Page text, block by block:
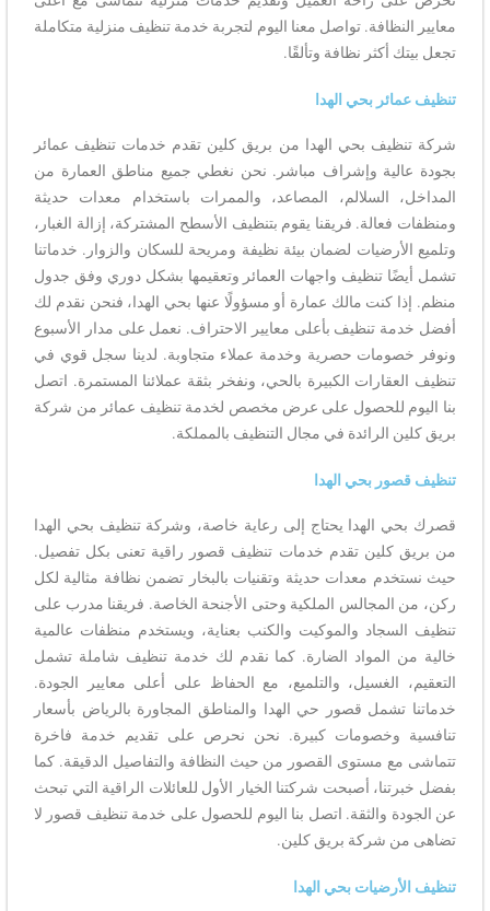
معايير النظافة. تواصل معنا اليوم لتجربة خدمة تنظيف منزلية متكاملة
تجعل بيتك أكثر نظافة وتألقًا.
تنظيف عمائر بحي الهدا
شركة تنظيف بحي الهدا من بريق كلين تقدم خدمات تنظيف عمائر
بجودة عالية وإشراف مباشر. نحن نغطي جميع مناطق العمارة من
المداخل، السلالم، المصاعد، والممرات باستخدام معدات حديثة
ومنظفات فعالة. فريقنا يقوم بتنظيف الأسطح المشتركة، إزالة الغبار،
وتلميع الأرضيات لضمان بيئة نظيفة ومريحة للسكان والزوار. خدماتنا
تشمل أيضًا تنظيف واجهات العمائر وتعقيمها بشكل دوري وفق جدول
منظم. إذا كنت مالك عمارة أو مسؤولًا عنها بحي الهدا، فنحن نقدم لك
أفضل خدمة تنظيف بأعلى معايير الاحتراف. نعمل على مدار الأسبوع
ونوفر خصومات حصرية وخدمة عملاء متجاوبة. لدينا سجل قوي في
تنظيف العقارات الكبيرة بالحي، ونفخر بثقة عملائنا المستمرة. اتصل
بنا اليوم للحصول على عرض مخصص لخدمة تنظيف عمائر من شركة
بريق كلين الرائدة في مجال التنظيف بالمملكة.
تنظيف قصور بحي الهدا
قصرك بحي الهدا يحتاج إلى رعاية خاصة، وشركة تنظيف بحي الهدا
من بريق كلين تقدم خدمات تنظيف قصور راقية تعنى بكل تفصيل.
حيث نستخدم معدات حديثة وتقنيات بالبخار تضمن نظافة مثالية لكل
ركن، من المجالس الملكية وحتى الأجنحة الخاصة. فريقنا مدرب على
تنظيف السجاد والموكيت والكنب بعناية، ويستخدم منظفات عالمية
خالية من المواد الضارة. كما نقدم لك خدمة تنظيف شاملة تشمل
التعقيم، الغسيل، والتلميع، مع الحفاظ على أعلى معايير الجودة.
خدماتنا تشمل قصور حي الهدا والمناطق المجاورة بالرياض بأسعار
تنافسية وخصومات كبيرة. نحن نحرص على تقديم خدمة فاخرة
تتماشى مع مستوى القصور من حيث النظافة والتفاصيل الدقيقة. كما
بفضل خبرتنا، أصبحت شركتنا الخيار الأول للعائلات الراقية التي تبحث
عن الجودة والثقة. اتصل بنا اليوم للحصول على خدمة تنظيف قصور لا
تضاهى من شركة بريق كلين.
تنظيف الأرضيات بحي الهدا